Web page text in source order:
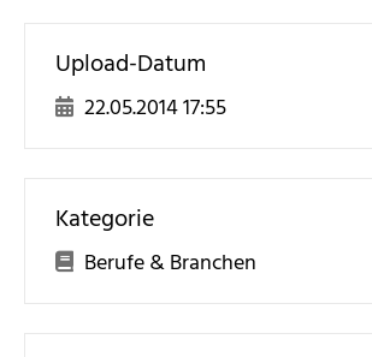
Upload-Datum
22.05.2014 17:55
Kategorie
Berufe & Branchen